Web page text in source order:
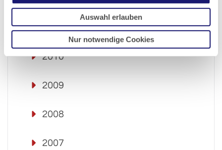
Auswahl erlauben
Nur notwendige Cookies
2011
2010
2009
2008
2007